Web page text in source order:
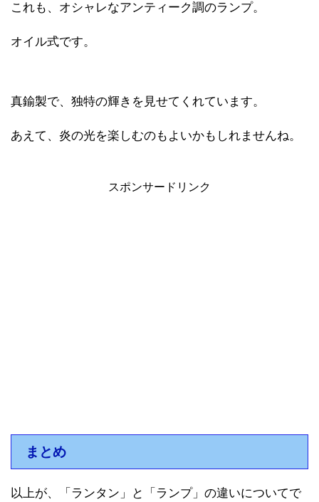
これも、オシャレなアンティーク調のランプ。
オイル式です。
真鍮製で、独特の輝きを見せてくれています。
あえて、炎の光を楽しむのもよいかもしれませんね。
スポンサードリンク
まとめ
以上が、「ランタン」と「ランプ」の違いについてで